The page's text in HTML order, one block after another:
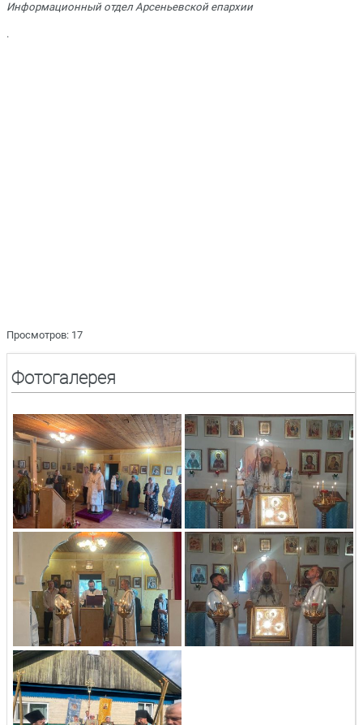
Информационный отдел Арсеньевской епархии
.
Просмотров: 17
Фотогалерея